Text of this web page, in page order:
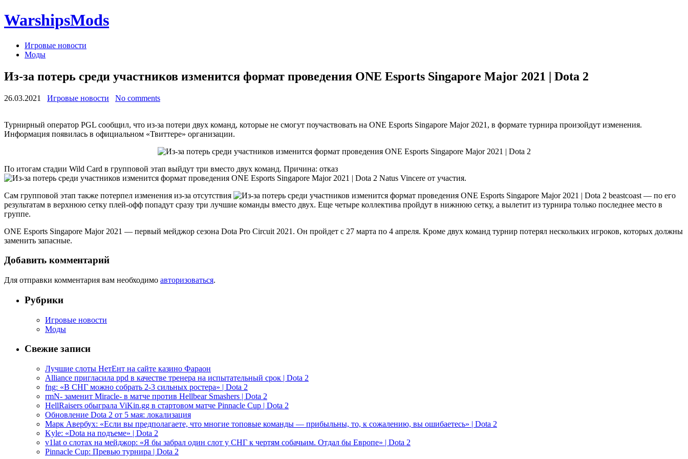
WarshipsMods
Игровые новости
Моды
Из-за потерь среди участников изменится формат проведения ONE Esports Singapore Major 2021 | Dota 2
26.03.2021 Игровые новости No comments
Турнирный оператор PGL сообщил, что из-за потери двух команд, которые не смогут поучаствовать на ONE Esports Singapore Major 2021, в формате турнира произойдут изменения.
Информация появилась в официальном «Твиттере» организации.
По итогам стадии Wild Card в групповой этап выйдут три вместо двух команд. Причина: отказ
Natus Vincere от участия.
Сам групповой этап также потерпел изменения из-за отсутствия
beastcoast — по его
результатам в верхнюю сетку плей-офф попадут сразу три лучшие команды вместо двух. Еще четыре коллектива пройдут в нижнюю сетку, а вылетит из турнира только последнее место в
группе.
ONE Esports Singapore Major 2021 — первый мейджор сезона Dota Pro Circuit 2021. Он пройдет с 27 марта по 4 апреля. Кроме двух команд турнир потерял нескольких игроков, которых должны
заменить запасные.
Добавить комментарий
Для отправки комментария вам необходимо авторизоваться.
Рубрики
Игровые новости
Моды
Свежие записи
Лучшие слоты НетЕнт на сайте казино Фараон
Alliance пригласила ppd в качестве тренера на испытательный срок | Dota 2
fng: «В СНГ можно собрать 2-3 сильных ростера» | Dota 2
rmN- заменит Miracle- в матче против Hellbear Smashers | Dota 2
HellRaisers обыграла ViKin.gg в стартовом матче Pinnacle Cup | Dota 2
Обновление Dota 2 от 5 мая: локализация
Марк Авербух: «Если вы предполагаете, что многие топовые команды — прибыльны, то, к сожалению, вы ошибаетесь» | Dota 2
Kyle: «Dota на подъеме» | Dota 2
v1lat о слотах на мейджор: «Я бы забрал один слот у СНГ к чертям собачьим. Отдал бы Европе» | Dota 2
Pinnacle Cup: Превью турнира | Dota 2